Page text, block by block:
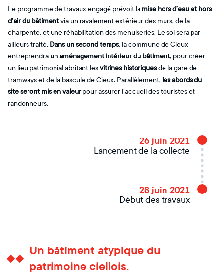
Le programme de travaux engagé prévoit la mise hors d’eau et hors
d’air du bâtimentvia un ravalement extérieur des murs, de la
charpente, et une réhabilitation des menuiseries. Le sol sera par
ailleurs traité. Dans un second temps, la commune de Cieux
entreprendra un aménagement intérieur du bâtiment, pour créer
un lieu patrimonial abritant lesvitrines historiquesde la gare de
tramways et de la bascule de Cieux. Parallèlement, les abords du
site seront mis en valeurpour assurer l’accueil des touristes et
randonneurs.
26 juin 2021
Lancement de la collecte
28 juin 2021
Début des travaux
Un bâtiment atypique du
patrimoine ciellois.